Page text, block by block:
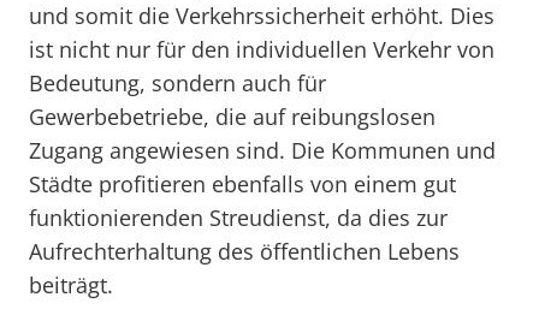
und somit die Verkehrssicherheit erhöht. Dies
ist nicht nur für den individuellen Verkehr von
Bedeutung, sondern auch für
Gewerbebetriebe, die auf reibungslosen
Zugang angewiesen sind. Die Kommunen und
Städte profitieren ebenfalls von einem gut
funktionierenden Streudienst, da dies zur
Aufrechterhaltung des öffentlichen Lebens
beiträgt.